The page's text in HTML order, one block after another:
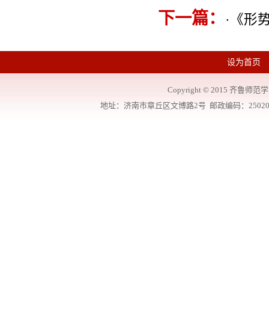
下一篇： · 《形
设为首页
Copyright © 2015 齐鲁师范
地址：济南市章丘区文博路2号 邮政编码：